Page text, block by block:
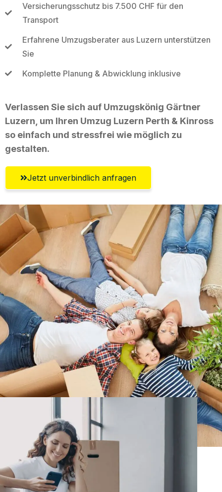
Versicherungsschutz bis 7.500 CHF für den
Transport
Erfahrene Umzugsberater aus Luzern unterstützen
Sie
Komplette Planung & Abwicklung inklusive
Verlassen Sie sich auf Umzugskönig Gärtner
Luzern, um Ihren Umzug Luzern Perth & Kinross
so einfach und stressfrei wie möglich zu
gestalten.
Jetzt unverbindlich anfragen